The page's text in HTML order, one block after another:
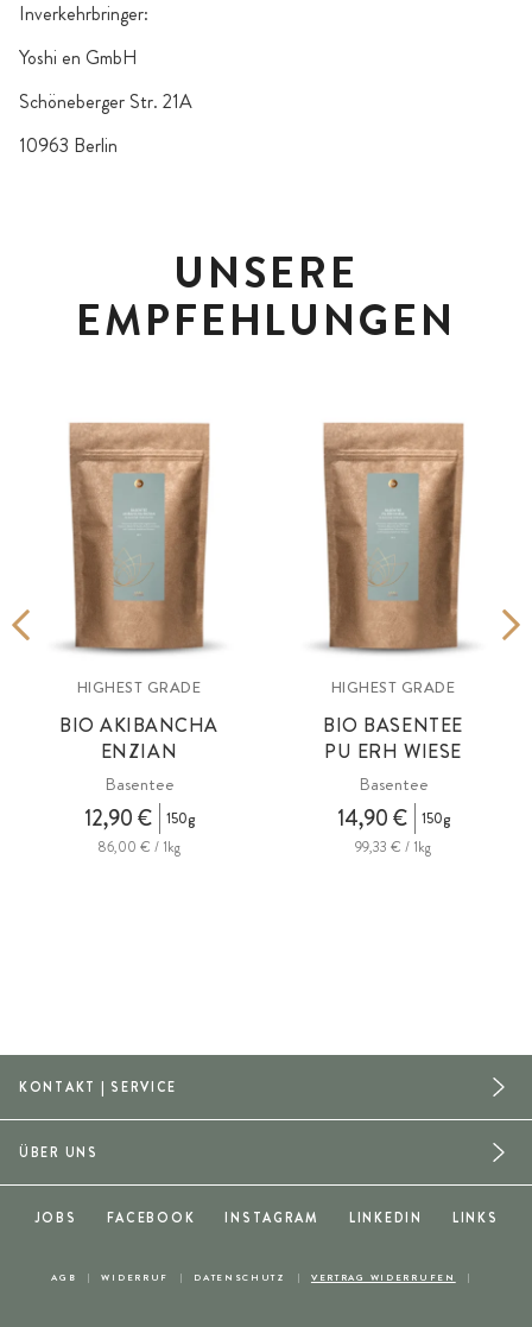
Inverkehrbringer:
Yoshi en GmbH
Schöneberger Str. 21A
10963 Berlin
UNSERE
EMPFEHLUNGEN
HIGHEST GRADE
BIO AKIBANCHA
ENZIAN
Basentee
12,90 €
150g
86,00 € / 1kg
HIGHEST GRADE
BIO BASENTEE
PU ERH WIESE
Basentee
14,90 €
150g
99,33 € / 1kg
KONTAKT | SERVICE
AGB WIDERRUF DATENSCHUTZ VERTRAG WIDERRUFEN
ÜBER UNS
JOBS FACEBOOK INSTAGRAM LINKEDIN LINKS